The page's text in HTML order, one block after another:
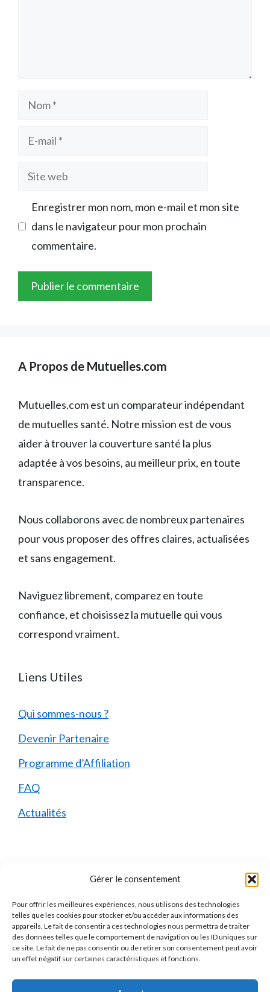
Gérer le consentement
Pour offrir les meilleures expériences, nous utilisons des technologies
telles que les cookies pour stocker et/ou accéder aux informations des
appareils. Le fait de consentir à ces technologies nous permettra de traiter
des données telles que le comportement de navigation ou les ID uniques sur
ce site. Le fait de ne pas consentir ou de retirer son consentement peut avoir
un effet négatif sur certaines caractéristiques et fonctions.
Nom
Site
Enregistrer mon nom, mon e-mail et mon site
dans le navigateur pour mon prochain
commentaire.
A Propos de Mutuelles.com
Mutuelles.com est un comparateur indépendant
de mutuelles santé. Notre mission est de vous
aider à trouver la couverture santé la plus
adaptée à vos besoins, au meilleur prix, en toute
transparence.
Nous collaborons avec de nombreux partenaires
pour vous proposer des offres claires, actualisées
et sans engagement.
Naviguez librement, comparez en toute
confiance, et choisissez la mutuelle qui vous
correspond vraiment.
Liens Utiles
Qui sommes-nous ?
Devenir Partenaire
Programme d’Affiliation
FAQ
Actualités
Mentions Légales
Qui sommes-nous ?
Mentions Légales
Politique de Confidentialité